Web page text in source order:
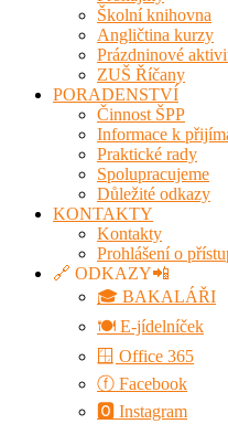
Školní knihovna
Angličtina kurzy
Prázdninové
ZUŠ Říčany
PORADENSTVÍ
Činnost ŠPP
Informace k
Praktické rady
Spolupracujeme
Důležité odkazy
KONTAKTY
Kontakty
Prohlášení o
🔗 ODKAZY📲
🎓 BAKALÁŘI
🍽️ E-jídelníček
🪟 Office 365
ⓕ Facebook
🅾 Instagram